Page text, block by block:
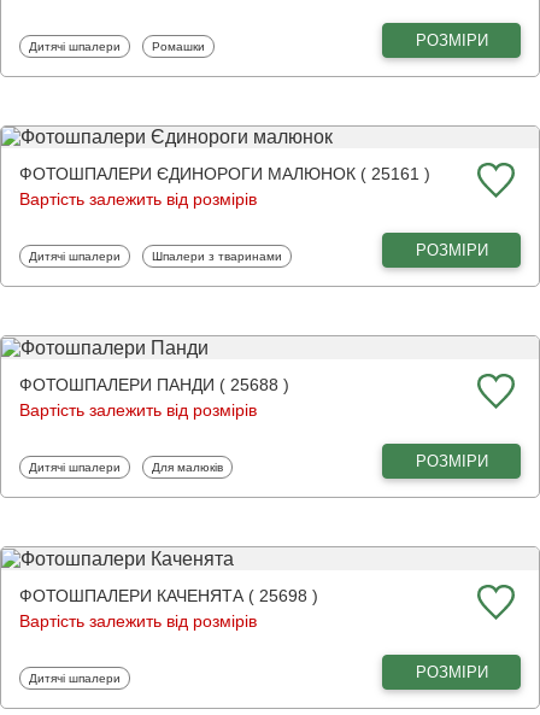
Фотошпалери
Дитячі шпалери Фотошпалери
Ромашки РОЗМІРИ
ФОТОШПАЛЕРИ ЄДИНОРОГИ МАЛЮНОК ( 25161 )
Вартість залежить від розмірів
Фотошпалери
Дитячі шпалери Фотошпалери
Шпалери з тваринами РОЗМІРИ
ФОТОШПАЛЕРИ ПАНДИ ( 25688 )
Вартість залежить від розмірів
Фотошпалери
Дитячі шпалери Фотошпалери
Для малюків РОЗМІРИ
ФОТОШПАЛЕРИ КАЧЕНЯТА ( 25698 )
Вартість залежить від розмірів
Фотошпалери
Дитячі шпалери РОЗМІРИ